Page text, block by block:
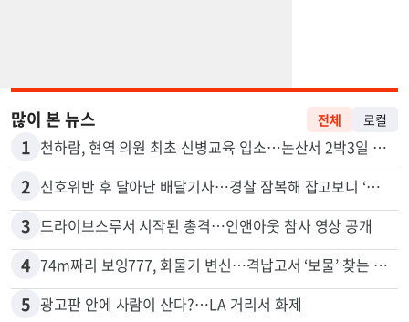
많이 본 뉴스 전체 로컬
1 천하람, 현역 의원 최초 신병교육 입소…논산서 2박3일 생활
2 신호위반 후 달아난 배달기사…경찰 잠복해 잡고보니 ‘반전’
3 드라이브스루서 시작된 총격…인앤아웃 참사 영상 공개
4 74m짜리 보잉777, 화물기 변신…격납고서 ‘보물’ 찾는 인천공항
5 광고판 안에 사람이 산다?…LA 거리서 화제